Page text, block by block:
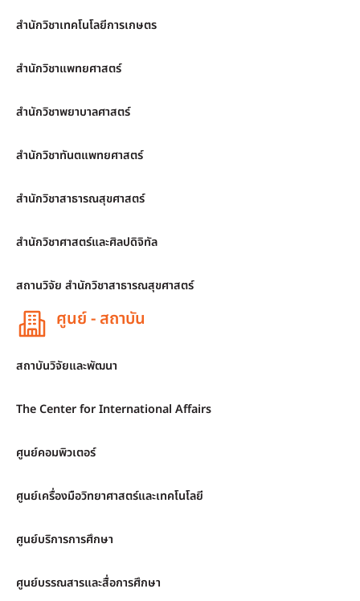
สำนักวิชาเทคโนโลยีการเกษตร
สำนักวิชาแพทยศาสตร์
สำนักวิชาพยาบาลศาสตร์
สำนักวิชาทันตแพทยศาสตร์
สำนักวิชาสาธารณสุขศาสตร์
สำนักวิชาศาสตร์และศิลปดิจิทัล
สถานวิจัย สำนักวิชาสาธารณสุขศาสตร์
ศูนย์ - สถาบัน
สถาบันวิจัยและพัฒนา
The Center for International Affairs
ศูนย์คอมพิวเตอร์
ศูนย์เครื่องมือวิทยาศาสตร์และเทคโนโลยี
ศูนย์บริการการศึกษา
ศูนย์บรรณสารและสื่อการศึกษา